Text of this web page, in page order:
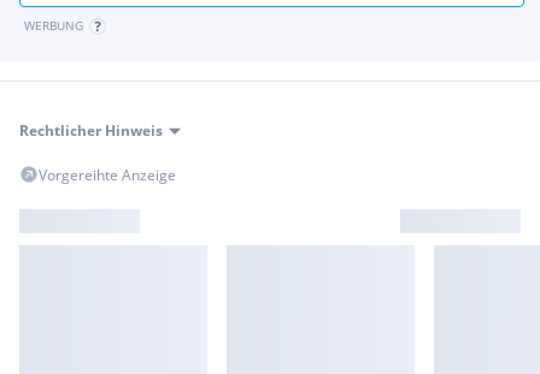
WERBUNG
Rechtlicher Hinweis
Vorgereihte Anzeige